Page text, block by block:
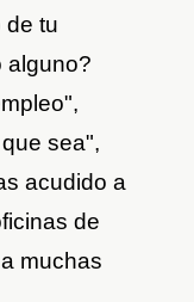
de tu
alguno?
sea",
acudido a
de
muchas